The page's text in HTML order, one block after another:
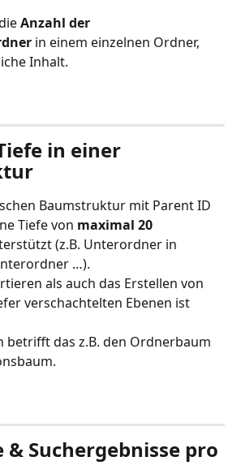
Anzahl der
in einem einzelnen Ordner,
Inhalt.
in einer
Baumstruktur mit Parent ID
Tiefe von maximal 20
(z.B. Unterordner in
…).
als auch das Erstellen von
verschachtelten Ebenen ist
betrifft das z.B. den Ordnerbaum
& Suchergebnisse pro